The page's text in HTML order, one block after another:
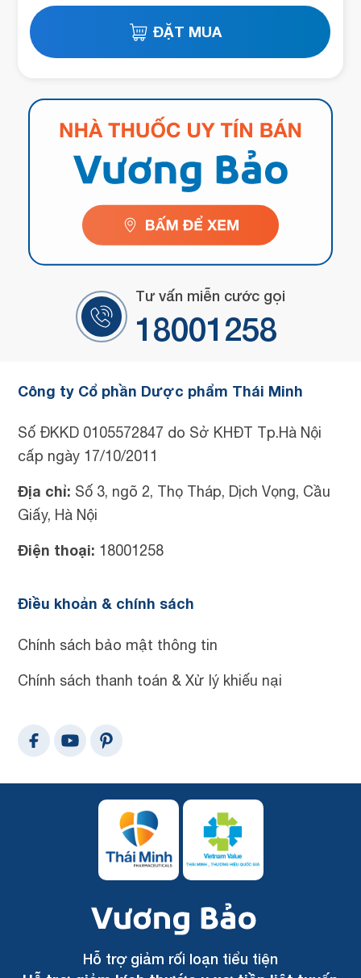
Tư vấn miễn cước gọi
18001258
Công ty Cổ phần Dược phẩm Thái Minh
Số ĐKKD 0105572847 do Sở KHĐT Tp.Hà Nội
cấp ngày 17/10/2011
Địa chỉ: Số 3, ngõ 2, Thọ Tháp, Dịch Vọng, Cầu
Giấy, Hà Nội
Điện thoại: 18001258
Điều khoản & chính sách
Chính sách bảo mật thông tin
Chính sách thanh toán & Xử lý khiếu nại
Hỗ trợ giảm rối loạn tiểu tiện